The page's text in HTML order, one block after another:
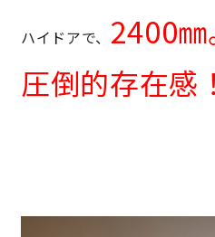
ハイドアで、 2400㎜
圧倒的存在感！